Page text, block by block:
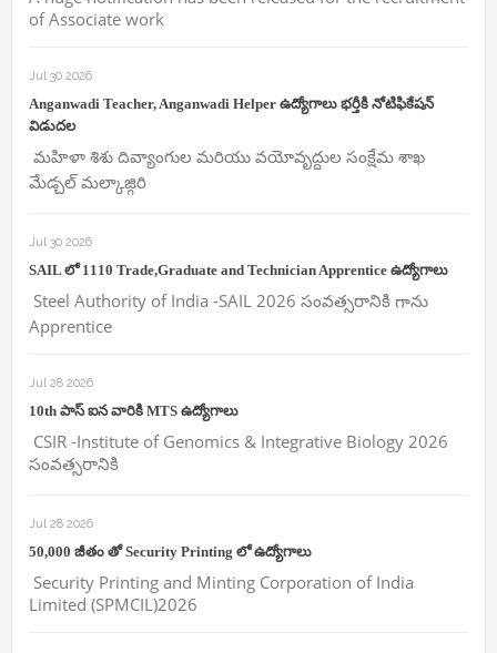
of Associate work
Jul 30 2026
Anganwadi Teacher, Anganwadi Helper ఉద్యోగాలు భర్తీకి నోటిఫికేషన్
విడుదల
మహిళా శిశు దివ్యాంగుల మరియు వయోవృద్దుల సంక్షేమ శాఖ
మేడ్చల్ మల్కాజ్గిరి
Jul 30 2026
SAIL లో 1110 Trade,Graduate and Technician Apprentice ఉద్యోగాలు
Steel Authority of India -SAIL 2026 సంవత్సరానికి గాను
Apprentice
Jul 28 2026
10th పాస్ ఐన వారికి MTS ఉద్యోగాలు
CSIR -Institute of Genomics & Integrative Biology 2026
సంవత్సరానికి
Jul 28 2026
50,000 జీతం తో Security Printing లో ఉద్యోగాలు
Security Printing and Minting Corporation of India
Limited (SPMCIL)2026